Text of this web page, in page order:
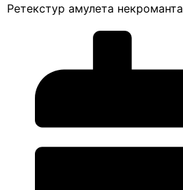
Ретекстур амулета некроманта